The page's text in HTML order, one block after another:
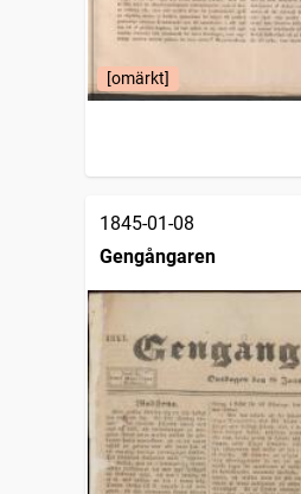
[omärkt]
1845-01-08
Gengångaren